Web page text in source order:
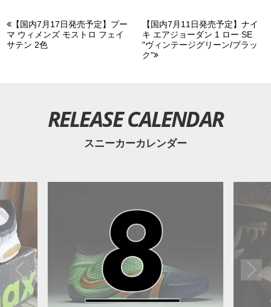
【国内7月17日発売予定】プー
マ ウィメンズ モストロ フェイ
サテン 2色
【国内7月11日発売予定】ナイ
キ エアジョーダン 1 ロー SE
"ヴィンテージグリーン/ブラッ
ク"
RELEASE CALENDAR
スニーカーカレンダー